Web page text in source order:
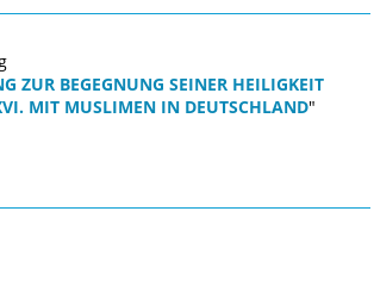
ZUR BEGEGNUNG SEINER HEILIGKEIT
MIT MUSLIMEN IN DEUTSCHLAND"